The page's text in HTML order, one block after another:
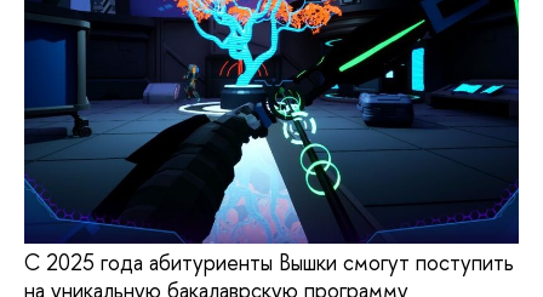
С 2025 года абитуриенты Вышки смогут поступить
на уникальную бакалаврскую программу